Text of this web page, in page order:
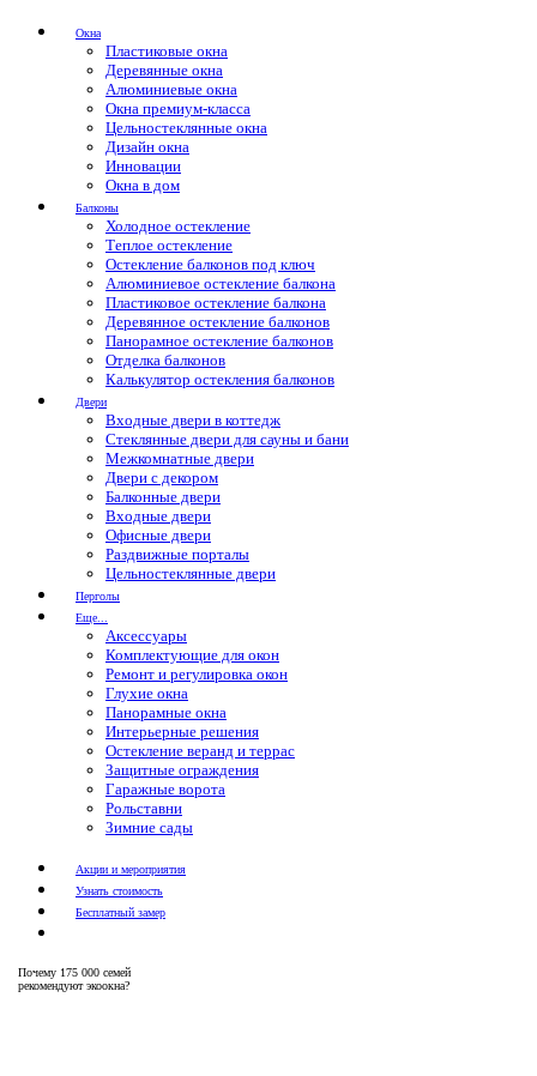
Окна
Пластиковые окна
Деревянные окна
Алюминиевые окна
Окна премиум-класса
Цельностеклянные окна
Дизайн окна
Инновации
Окна в дом
Балконы
Холодное остекление
Теплое остекление
Остекление балконов под ключ
Алюминиевое остекление балкона
Пластиковое остекление балкона
Деревянное остекление балконов
Панорамное остекление балконов
Отделка балконов
Калькулятор остекления балконов
Двери
Входные двери в коттедж
Стеклянные двери для сауны и бани
Межкомнатные двери
Двери с декором
Балконные двери
Входные двери
Офисные двери
Раздвижные порталы
Цельностеклянные двери
Перголы
Еще...
Аксессуары
Комплектующие для окон
Ремонт и регулировка окон
Глухие окна
Панорамные окна
Интерьерные решения
Остекление веранд и террас
Защитные ограждения
Гаражные ворота
Рольставни
Зимние сады
Акции и мероприятия
Узнать стоимость
Бесплатный замер
Почему 175 000 семей
рекомендуют экоокна?